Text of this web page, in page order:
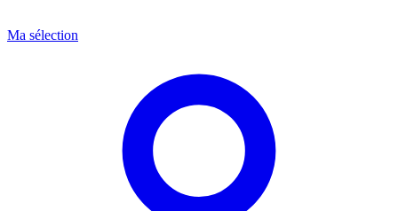
Ma sélection